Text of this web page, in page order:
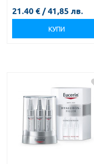
21.40 € / 41,85 лв.
КУПИ